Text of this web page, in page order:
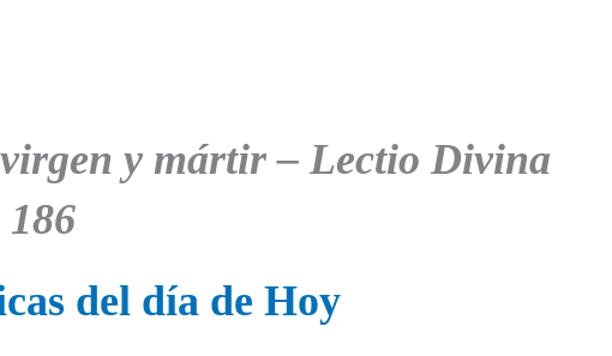
y mártir – Lectio Divina
186
del día de Hoy